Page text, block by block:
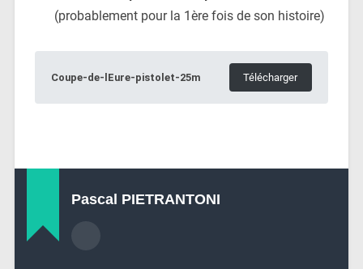
(probablement pour la 1ère fois de son histoire)
Coupe-de-lEure-pistolet-25m Télécharger
Pascal PIETRANTONI